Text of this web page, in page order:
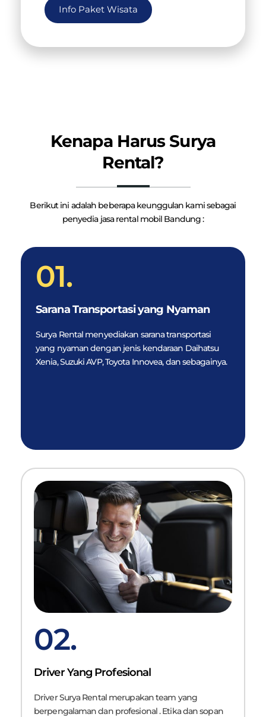
Info Paket Wisata
Kenapa Harus Surya
Rental?
Berikut ini adalah beberapa keunggulan kami sebagai
penyedia jasa rental mobil Bandung :
01.
Sarana Transportasi yang Nyaman
Surya Rental menyediakan sarana transportasi
yang nyaman dengan jenis kendaraan Daihatsu
Xenia, Suzuki AVP, Toyota Innovea, dan sebagainya.
02.
Driver Yang Profesional
Driver Surya Rental merupakan team yang
berpengalaman dan profesional . Etika dan sopan